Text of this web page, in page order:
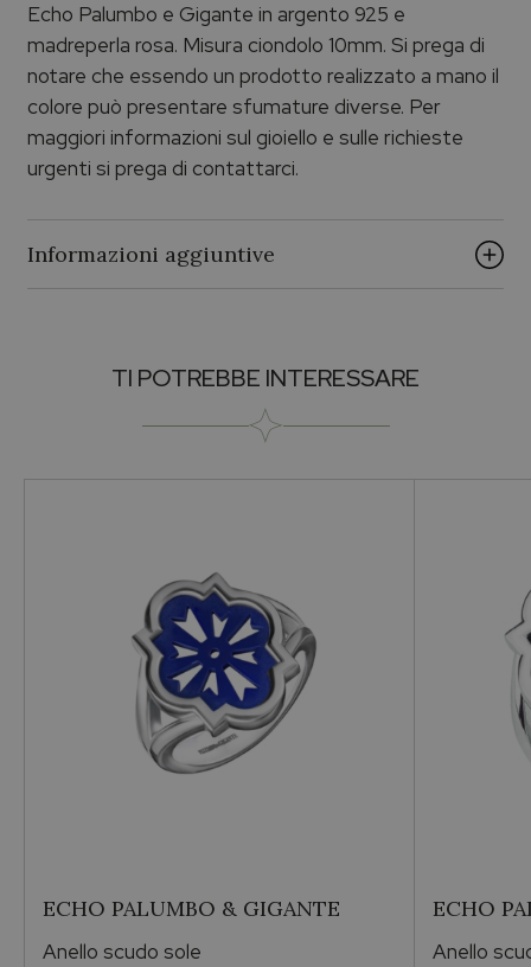
Echo Palumbo e Gigante in argento 925 e
madreperla rosa. Misura ciondolo 10mm. Si prega di
notare che essendo un prodotto realizzato a mano il
colore può presentare sfumature diverse. Per
maggiori informazioni sul gioiello e sulle richieste
urgenti si prega di contattarci.
Informazioni aggiuntive
ECHO PALUMBO & GIGANTE
Per lei
Madreperla
Vendibile
TI POTREBBE INTERESSARE
ECHO PALUMBO & GIGANTE
Anello scudo sole
ECHO
Anello